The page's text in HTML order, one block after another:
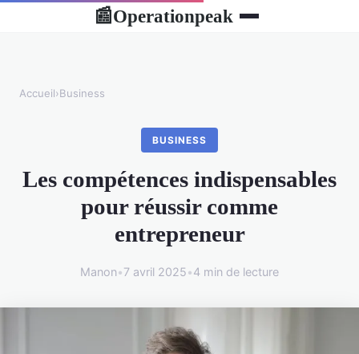
📰Operationpeak
Accueil›Business
BUSINESS
Les compétences indispensables
pour réussir comme
entrepreneur
Manon•7 avril 2025•4 min de lecture